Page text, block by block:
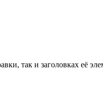
так и заголовках её